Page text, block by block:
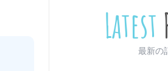
Latest
最新の